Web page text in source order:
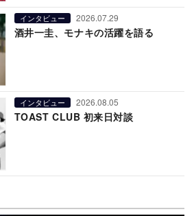
インタビュー 2026.07.29
酒井一圭、モナキの活躍を語る
インタビュー 2026.08.05
TOAST CLUB 初来日対談